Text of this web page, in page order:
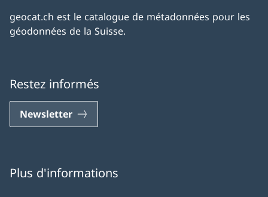
geocat.ch est le catalogue de métadonnées pour les
géodonnées de la Suisse.
Restez informés
Newsletter
Plus d'informations